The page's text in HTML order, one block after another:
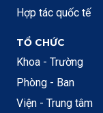
Hợp tác quốc tế
TỔ CHỨC
Khoa - Trường
Phòng - Ban
Viện - Trung tâm